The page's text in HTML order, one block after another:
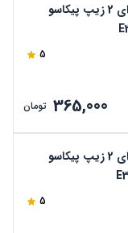
جامدادی پارچه ای 2 زیپ پیکاسو
5
365,000 تومان
جامدادی پارچه ای 2 زیپ پیکاسو
5